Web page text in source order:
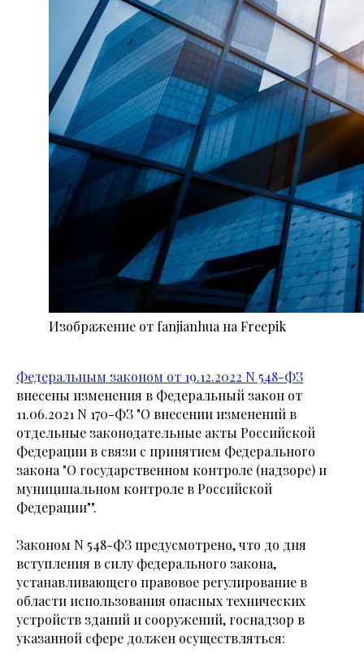
Изображение от fanjianhua на Freepik
Федеральным законом от 19.12.2022 N 548-ФЗ
внесены изменения в Федеральный закон от
11.06.2021 N 170-ФЗ "О внесении изменений в
отдельные законодательные акты Российской
Федерации в связи с принятием Федерального
закона "О государственном контроле (надзоре) и
муниципальном контроле в Российской
Федерации"".
Законом N 548-ФЗ предусмотрено, что до дня
вступления в силу федерального закона,
устанавливающего правовое регулирование в
области использования опасных технических
устройств зданий и сооружений, госнадзор в
указанной сфере должен осуществляться: